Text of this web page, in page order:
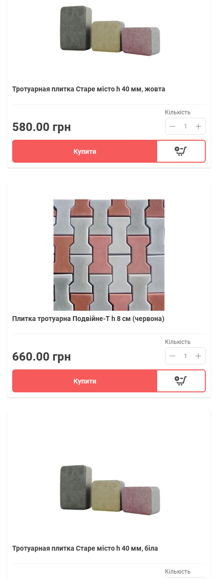
Тротуарная плитка Старе місто h 40 мм, жовта
580.00 грн
Кількість
Купити
Плитка тротуарна Подвійне-Т h 8 см (червона)
660.00 грн
Кількість
Купити
Тротуарная плитка Старе місто h 40 мм, біла
Кількість